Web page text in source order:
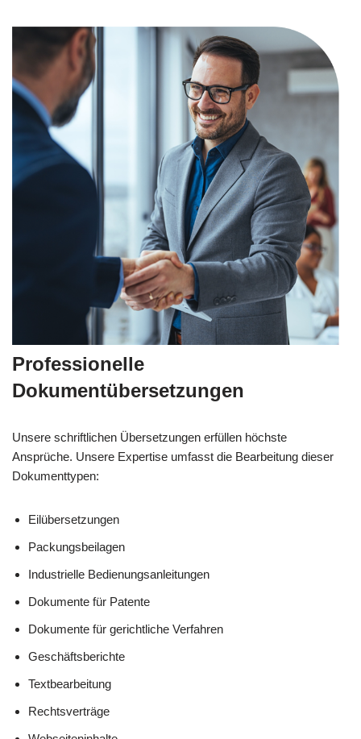
Professionelle
Dokumentübersetzungen
Unsere schriftlichen Übersetzungen erfüllen höchste
Ansprüche. Unsere Expertise umfasst die Bearbeitung dieser
Dokumenttypen:
Eilübersetzungen
Packungsbeilagen
Industrielle Bedienungsanleitungen
Dokumente für Patente
Dokumente für gerichtliche Verfahren
Geschäftsberichte
Textbearbeitung
Rechtsverträge